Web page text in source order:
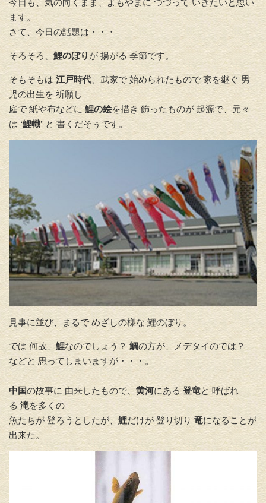
今日も、気の向くまま、よもやまに つづって いきたいと思い
ます。
さて、今日の話題は・・・
そろそろ、 鯉のぼり が 揚がる 季節です。
そもそもは 江戸時代、武家で 始められたもので 家を継ぐ 男
児の出生を 祈願し
庭で 紙や布などに鯉の絵を描き 飾ったものが 起源で、元々
は ‘鯉幟’と 書くだそぅです。
見事に並び、まるで めざしの様な 鯉のぼり。
では 何故、 鯉なのでしょう？ 鯛の方が、メデタイのでは？
などと 思ってしまいますが・・・。
中国の故事に 由来したもので、黄河にある登竜と 呼ばれ
る 滝を多くの
魚たちが 登ろうとしたが、 鯉だけが 登り切り 竜になることが
出来た。